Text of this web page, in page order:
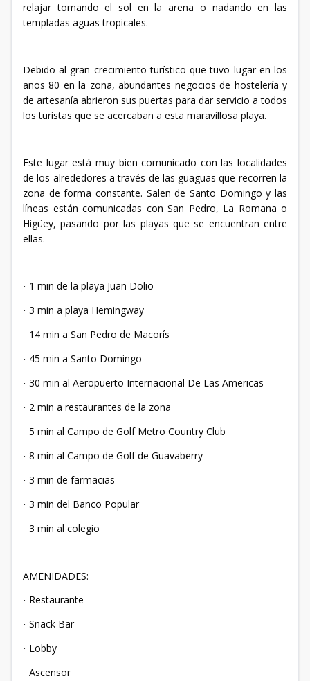
relajar tomando el sol en la arena o nadando en las
templadas aguas tropicales.
Debido al gran crecimiento turístico que tuvo lugar en los
años 80 en la zona, abundantes negocios de hostelería y
de artesanía abrieron sus puertas para dar servicio a todos
los turistas que se acercaban a esta maravillosa playa.
Este lugar está muy bien comunicado con las localidades
de los alrededores a través de las guaguas que recorren la
zona de forma constante. Salen de Santo Domingo y las
líneas están comunicadas con San Pedro, La Romana o
Higüey, pasando por las playas que se encuentran entre
ellas.
· 1 min de la playa Juan Dolio
· 3 min a playa Hemingway
· 14 min a San Pedro de Macorís
· 45 min a Santo Domingo
· 30 min al Aeropuerto Internacional De Las Americas
· 2 min a restaurantes de la zona
· 5 min al Campo de Golf Metro Country Club
· 8 min al Campo de Golf de Guavaberry
· 3 min de farmacias
· 3 min del Banco Popular
· 3 min al colegio
AMENIDADES:
· Restaurante
· Snack Bar
· Lobby
· Ascensor